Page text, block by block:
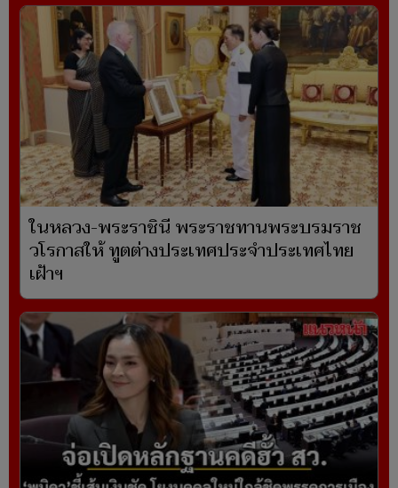
ในหลวง-พระราชินี พระราชทานพระบรมราช
วโรกาสให้ ทูตต่างประเทศประจำประเทศไทย
เฝ้าฯ